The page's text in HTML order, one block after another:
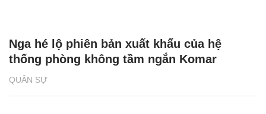
QUÂN SỰ
Nga hé lộ phiên bản xuất khẩu của hệ
thống phòng không tầm ngắn Komar